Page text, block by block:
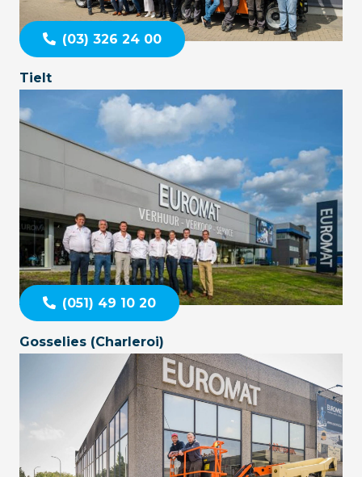
(03) 326 24 00
Tielt
(051) 49 10 20
Gosselies (Charleroi)